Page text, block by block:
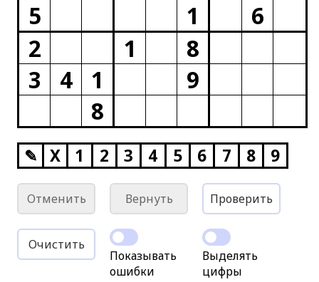
5
1
6
2
1
8
3
4 1
9
8
✎ X 1 2 3 4 5 6 7 8 9
Отменить Вернуть Проверить
Очистить
Показывать
ошибки
Выделять
цифры